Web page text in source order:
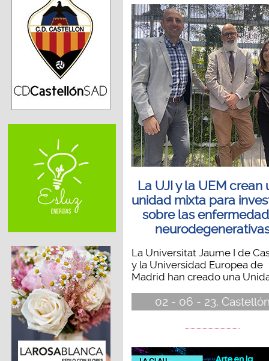
La UJI y la UEM crean
unidad mixta para
sobre las
La Universitat Jaume I de
y la Universidad Europea de
Madrid han creado una
02 - 06 - 23,